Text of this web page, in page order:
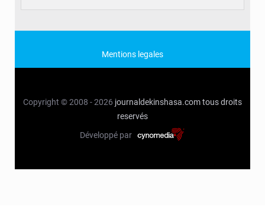
Mentions legales
Copyright © 2008 - 2026 journaldekinshasa.comtous droits
reservés
Développé par